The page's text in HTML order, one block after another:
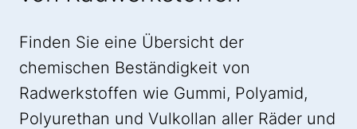
Finden Sie eine Übersicht der
chemischen Beständigkeit von
Radwerkstoffen wie Gummi, Polyamid,
Polyurethan und Vulkollan aller Räder und